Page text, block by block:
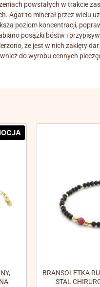
powstałych w trakcie
Agat to minerał przez wielu
poziom koncentracji,
posążki bóstw i
że jest w nich zaklęty
do wyrobu cennych
BRANSOLETKA
STAL